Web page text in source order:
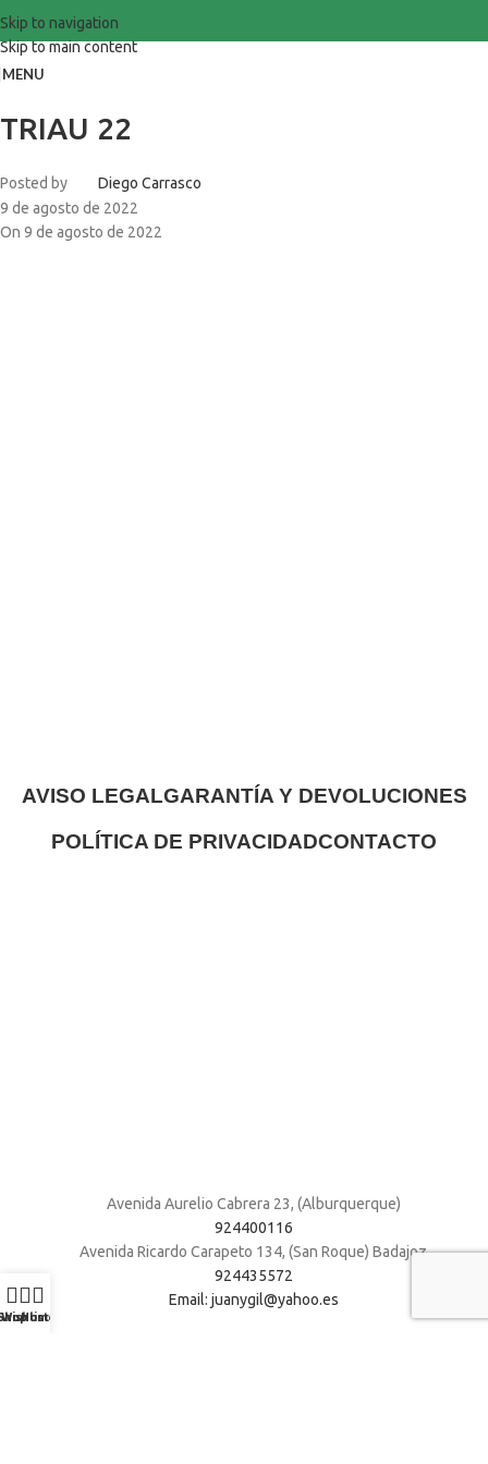
Skip to navigation
Skip to main content
MENU
TRIAU 22
Posted by
Diego Carrasco
9 de agosto de 2022
On 9 de agosto de 2022
AVISO LEGALGARANTÍA Y DEVOLUCIONES
POLÍTICA DE PRIVACIDADCONTACTO
Avenida Aurelio Cabrera 23, (Alburquerque)
924400116
Avenida Ricardo Carapeto 134, (San Roque) Badajoz
924435572
Email: juanygil@yahoo.es
Wishlist
Home